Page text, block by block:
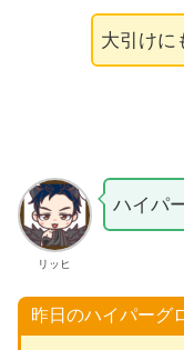
大引けに
リッヒ
ハイパ
昨日のハイパーグ